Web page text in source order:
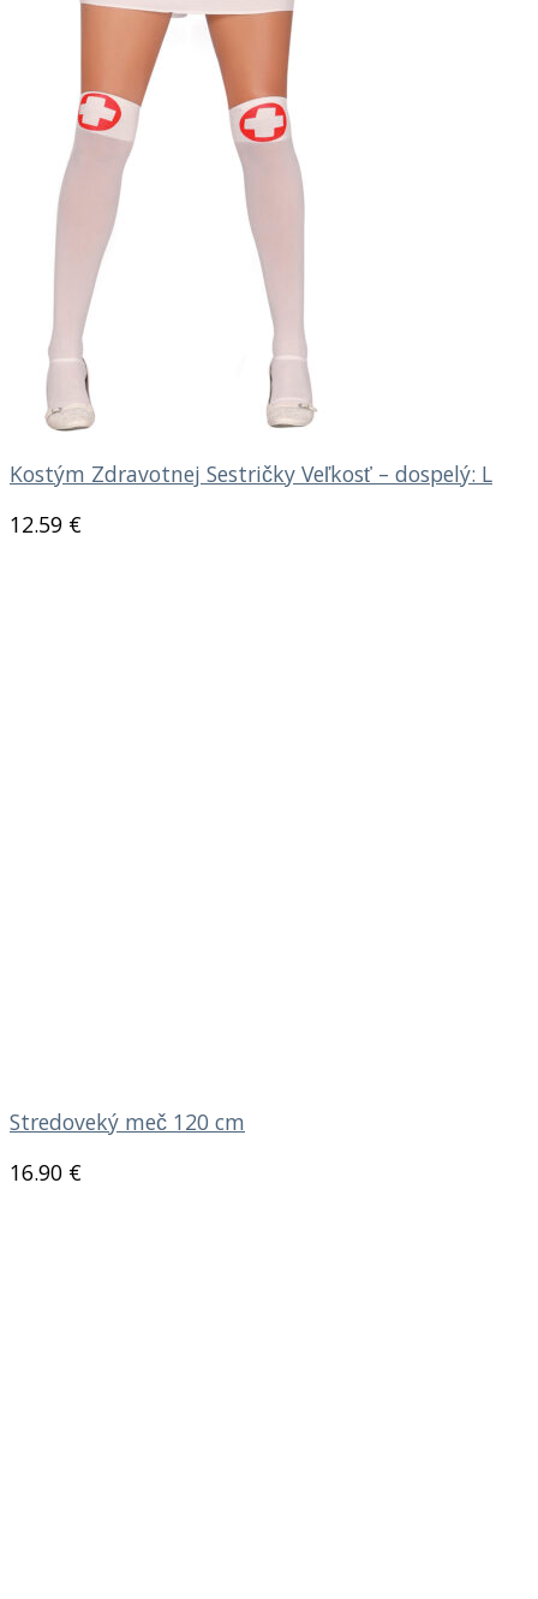
Kostým Zdravotnej Sestričky Veľkosť – dospelý: L
12.59 €
Stredoveký meč 120 cm
16.90 €